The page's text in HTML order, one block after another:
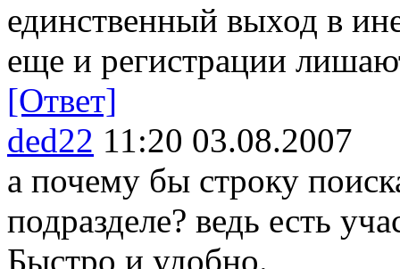
единственный выход в
еще и регистрации
[Ответ]
ded22 11:20 03.08.2007
а почему бы строку
подразделе? ведь есть
Быстро и удобно.